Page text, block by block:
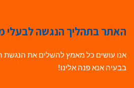
האתר בתהליך הנגשה לבעלי
אנו עושים כל מאמץ להשלים את הנגשת
בבעיה אנא פנה אלינו!